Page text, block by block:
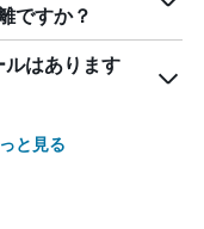
ですか？
はあります
と見る